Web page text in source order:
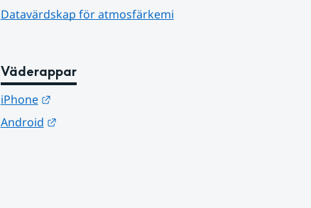
Datavärdskap för atmosfärkemi
Väderappar
iPhone
Länk till annan webbplats.
Android
Länk till annan webbplats.